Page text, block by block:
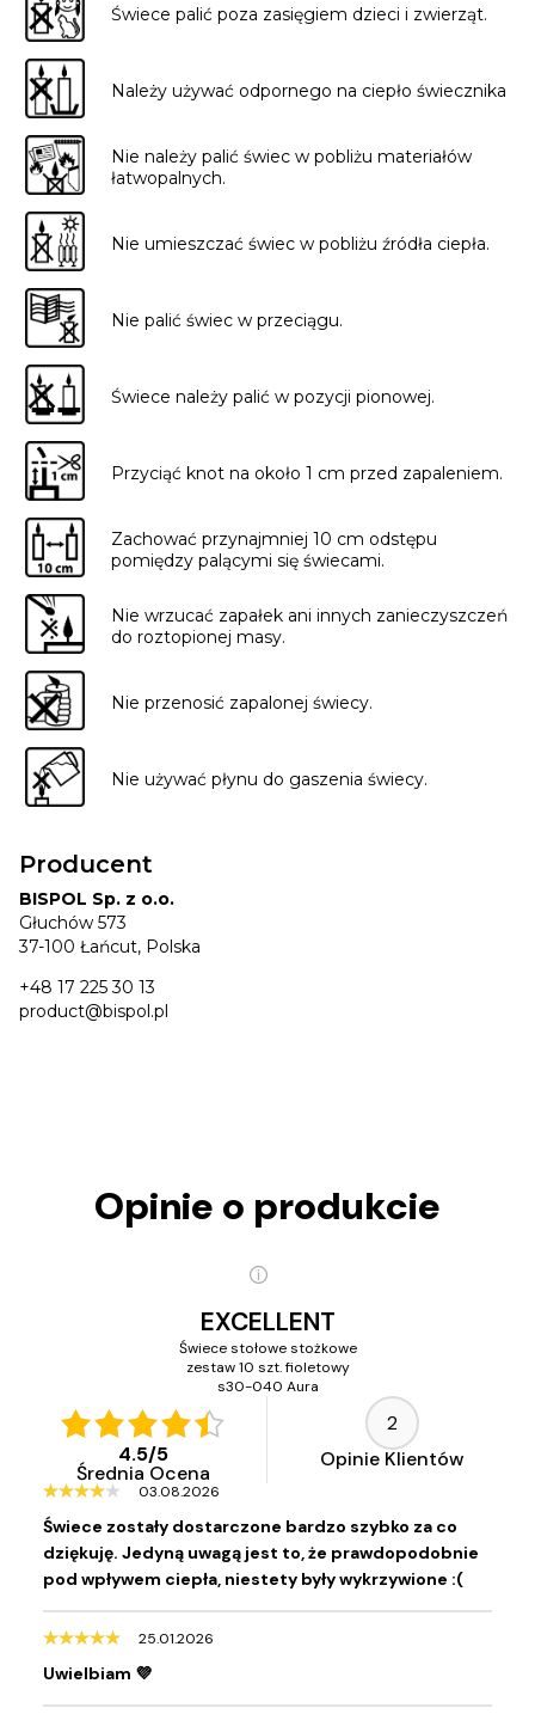
Świece palić poza zasięgiem dzieci i zwierząt.
Należy używać odpornego na ciepło świecznika
Nie należy palić świec w pobliżu materiałów
łatwopalnych.
Nie umieszczać świec w pobliżu źródła ciepła.
Nie palić świec w przeciągu.
Świece należy palić w pozycji pionowej.
Przyciąć knot na około 1 cm przed zapaleniem.
Zachować przynajmniej 10 cm odstępu
pomiędzy palącymi się świecami.
Nie wrzucać zapałek ani innych zanieczyszczeń
do roztopionej masy.
Nie przenosić zapalonej świecy.
Nie używać płynu do gaszenia świecy.
Producent
BISPOL Sp. z o.o.
Głuchów 573
37-100 Łańcut, Polska
+48 17 225 30 13
product@bispol.pl
Opinie o produkcie
EXCELLENT
Świece stołowe stożkowe
zestaw 10 szt. fioletowy
s30-040 Aura
4.5/5
Średnia Ocena
2
Opinie Klientów
03.08.2026
Świece zostały dostarczone bardzo szybko za co
dziękuję. Jedyną uwagą jest to, że prawdopodobnie
pod wpływem ciepła, niestety były wykrzywione :(
25.01.2026
Uwielbiam 💜